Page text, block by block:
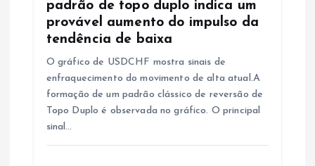
padrão de topo duplo indica um
provável aumento do impulso da
tendência de baixa
O gráfico de USDCHF mostra sinais de
enfraquecimento do movimento de alta atual.A
formação de um padrão clássico de reversão de
Topo Duplo é observada no gráfico. O principal
sinal…